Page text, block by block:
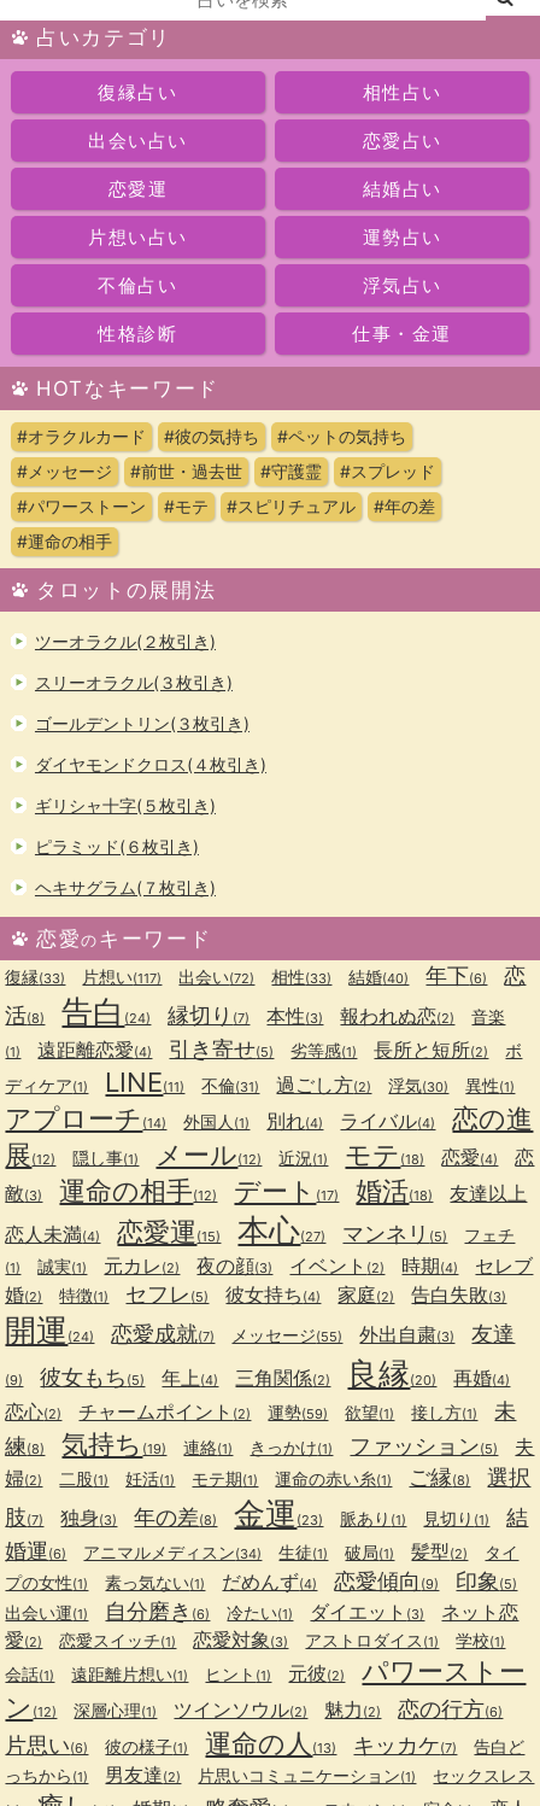
占いカテゴリ
復縁占い 相性占い
出会い占い 恋愛占い
恋愛運 結婚占い
片想い占い 運勢占い
不倫占い 浮気占い
性格診断 仕事・金運
HOTなキーワード
#オラクルカード #彼の気持ち
#ペットの気持ち
#メッセージ
#前世・過去世 #守護霊
#スプレッド
#パワーストーン
#モテ #スピリチュアル
#年の差
#運命の相手
タロットの展開法
ツーオラクル(２枚引き)
スリーオラクル(３枚引き)
ゴールデントリン(３枚引き)
ダイヤモンドクロス(４枚引き)
ギリシャ十字(５枚引き)
ピラミッド(６枚引き)
ヘキサグラム(７枚引き)
恋愛のキーワード
復縁(33) 片想い(117) 出会い(72) 相性(33) 結婚(40) 年下(6)
恋
活(8) 告白 (24) 縁切り (7) 本性(3) 報われぬ恋(2) 音楽
(1) 遠距離恋愛(4) 引き寄せ(5) 劣等感(1) 長所と短所(2)
ボ
ディケア(1) LINE(11) 不倫(31) 過ごし方(2) 浮気(30) 異性(1)
アプローチ (14) 外国人 (1) 別れ(4) ライバル(4)
恋の進
展(12) 隠し事(1) メール(12) 近況(1) モテ (18) 恋愛(4)
恋
敵(3) 運命の相手(12) デート (17) 婚活(18)
友達以上
恋人未満(4) 恋愛運 (15) 本心(27) マンネリ (5) フェチ
(1) 誠実(1) 元カレ (2) 夜の顔(3) イベント (2) 時期(4)
セレブ
婚(2) 特徴(1) セフレ (5) 彼女持ち (4) 家庭(2) 告白失敗(3)
開運 (24) 恋愛成就(7) メッセージ(55) 外出自粛(3) 友達
(9) 彼女もち (5) 年上(4) 三角関係(2) 良縁(20) 再婚(4)
恋心(2) チャームポイント (2) 運勢(59) 欲望(1) 接し方(1)
未
練(8) 気持ち (19) 連絡(1) きっかけ(1) ファッション(5)
夫
婦(2) 二股(1) 妊活(1) モテ期(1) 運命の赤い糸(1) ご縁(8)
選択
肢(7) 独身(3) 年の差(8) 金運 (23) 脈あり (1) 見切り (1)
結
婚運(6) アニマルメディスン(34) 生徒(1) 破局(1) 髪型(2)
タイ
プの女性(1) 素っ気ない(1) だめんず(4) 恋愛傾向 (9) 印象(5)
出会い運(1) 自分磨き (6) 冷たい(1) ダイエット (3)
ネット恋
愛(2) 恋愛スイッチ(1) 恋愛対象(3) アストロダイス (1) 学校(1)
会話(1) 遠距離片想い(1) ヒント (1) 元彼(2)
パワーストー
ン (12) 深層心理(1) ツインソウル(2) 魅力 (2) 恋の行方(6)
片思い(6) 彼の様子(1) 運命の人 (13) キッカケ(7)
告白ど
っちから (1) 男友達(2) 片思いコミュニケーション(1) セックスレス